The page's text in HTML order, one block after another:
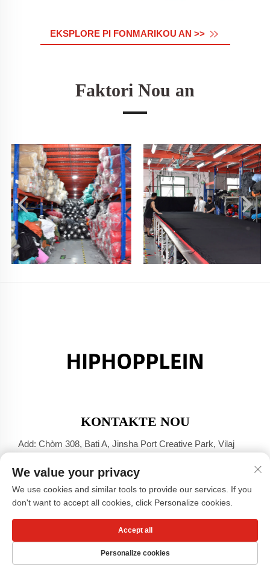
EKSPLORE PI FONMARIKOU AN >>
Faktori Nou an
KONTAKTE NOU
Add: Chòm 308, Bati A, Jinsha Port Creative Park, Vilaj
Tel: +86-17304049586
E-mail:[email protected]
Dwa otorite © Guangzhou Xiaohongshu Clothing Co., LTD -
Politik sou vi prive
We value your privacy
We use cookies and similar tools to provide our services. If you
don't want to accept all cookies, click Personalize cookies.
Personalize cookies
Accept all